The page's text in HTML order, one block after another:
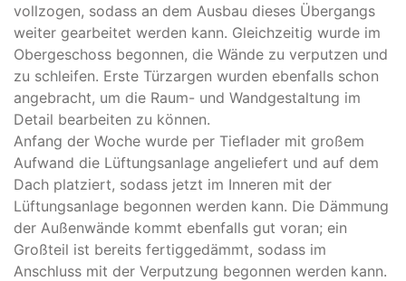
vollzogen, sodass an dem Ausbau dieses Übergangs
weiter gearbeitet werden kann. Gleichzeitig wurde im
Obergeschoss begonnen, die Wände zu verputzen und
zu schleifen. Erste Türzargen wurden ebenfalls schon
angebracht, um die Raum- und Wandgestaltung im
Detail bearbeiten zu können.
Anfang der Woche wurde per Tieflader mit großem
Aufwand die Lüftungsanlage angeliefert und auf dem
Dach platziert, sodass jetzt im Inneren mit der
Lüftungsanlage begonnen werden kann. Die Dämmung
der Außenwände kommt ebenfalls gut voran; ein
Großteil ist bereits fertiggedämmt, sodass im
Anschluss mit der Verputzung begonnen werden kann.